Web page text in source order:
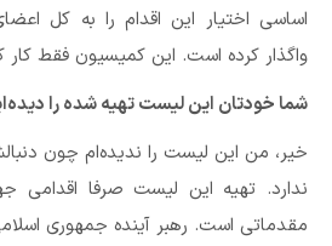
اساسی اختیار این اقدام را به کل
واگذار کرده است. این کمیسیون فقط
شما خودتان این لیست تهیه شده را
خیر، من این لیست را ندیده‌ام چون
ندارد. تهیه این لیست صرفا
مقدماتی است. رهبر آینده جمهوری